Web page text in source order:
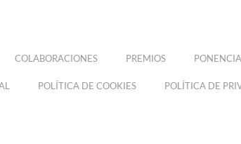
COLABORACIONES PREMIOS
POLÍTICA DE COOKIES POLÍTICA DE